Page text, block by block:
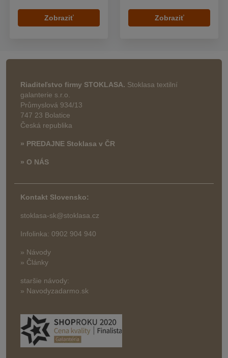
Zobraziť Zobraziť
Riaditeľstvo firmy STOKLASA. Stoklasa textilní
galanterie s.r.o.
Průmyslová 934/13
747 23 Bolatice
Česká republika
» PREDAJNE Stoklasa v ČR
» O NÁS
Kontakt Slovensko:
stoklasa-sk@stoklasa.cz
Infolinka: 0902 904 940
» Návody
» Články
staršie návody:
» Navodyzadarmo.sk